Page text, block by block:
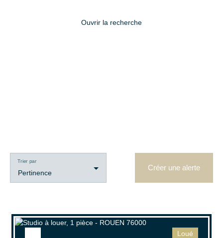
Ouvrir la recherche
Loyer max (€/mois)
Pertinence
Trier par
Créer une alerte
Loué